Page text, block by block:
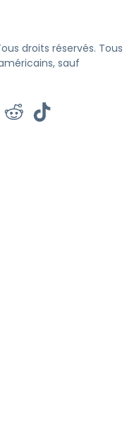
droits réservés. Tous
sauf